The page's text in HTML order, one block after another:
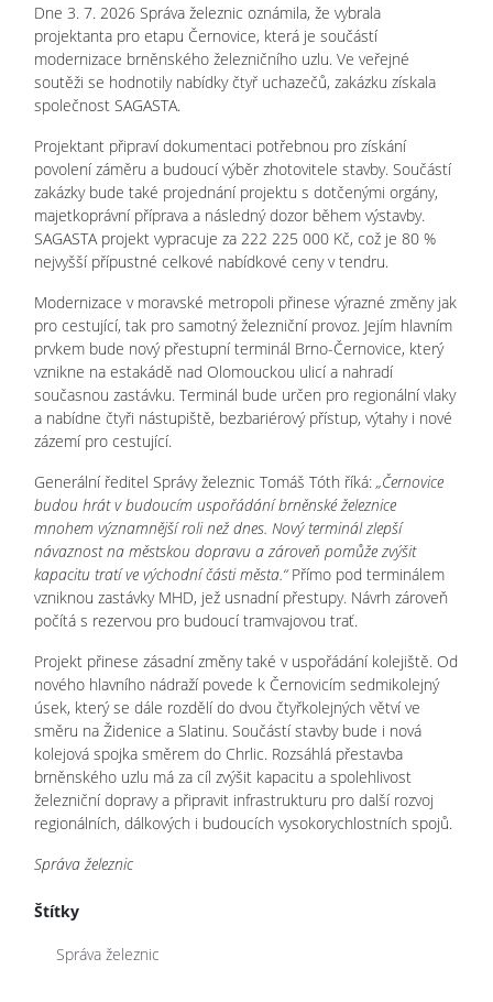
Dne 3. 7. 2026 Správa železnic oznámila, že vybrala
projektanta pro etapu Černovice, která je součástí
modernizace brněnského železničního uzlu. Ve veřejné
soutěži se hodnotily nabídky čtyř uchazečů, zakázku získala
společnost SAGASTA.
Projektant připraví dokumentaci potřebnou pro získání
povolení záměru a budoucí výběr zhotovitele stavby. Součástí
zakázky bude také projednání projektu s dotčenými orgány,
majetkoprávní příprava a následný dozor během výstavby.
SAGASTA projekt vypracuje za 222 225 000 Kč, což je 80 %
nejvyšší přípustné celkové nabídkové ceny v tendru.
Modernizace v moravské metropoli přinese výrazné změny jak
pro cestující, tak pro samotný železniční provoz. Jejím hlavním
prvkem bude nový přestupní terminál Brno-Černovice, který
vznikne na estakádě nad Olomouckou ulicí a nahradí
současnou zastávku. Terminál bude určen pro regionální vlaky
a nabídne čtyři nástupiště, bezbariérový přístup, výtahy i nové
zázemí pro cestující.
Generální ředitel Správy železnic Tomáš Tóth říká: „Černovice
budou hrát v budoucím uspořádání brněnské železnice
mnohem významnější roli než dnes. Nový terminál zlepší
návaznost na městskou dopravu a zároveň pomůže zvýšit
kapacitu tratí ve východní části města.“Přímo pod terminálem
vzniknou zastávky MHD, jež usnadní přestupy. Návrh zároveň
počítá s rezervou pro budoucí tramvajovou trať.
Projekt přinese zásadní změny také v uspořádání kolejiště. Od
nového hlavního nádraží povede k Černovicím sedmikolejný
úsek, který se dále rozdělí do dvou čtyřkolejných větví ve
směru na Židenice a Slatinu. Součástí stavby bude i nová
kolejová spojka směrem do Chrlic. Rozsáhlá přestavba
brněnského uzlu má za cíl zvýšit kapacitu a spolehlivost
železniční dopravy a připravit infrastrukturu pro další rozvoj
regionálních, dálkových i budoucích vysokorychlostních spojů.
Správa železnic
Štítky
Správa železnic